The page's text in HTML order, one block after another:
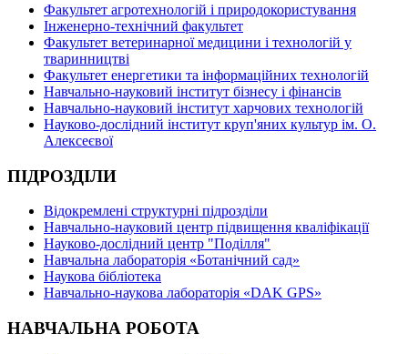
Факультет агротехнологій і природокористування
Інженерно-технічний факультет
Факультет ветеринарної медицини і технологій у
тваринництві
Факультет енергетики та інформаційних технологій
Навчально-науковий інститут бізнесу і фінансів
Навчально-науковий інститут харчових технологій
Науково-дослідний інститут круп'яних культур ім. О.
Алексеєвої
ПІДРОЗДІЛИ
Відокремлені структурні підрозділи
Навчально-науковий центр підвищення кваліфікації
Науково-дослідний центр "Поділля"
Навчальна лабораторія «Ботанічний сад»
Наукова бібліотека
Навчально-наукова лабораторія «DAK GPS»
НАВЧАЛЬНА РОБОТА